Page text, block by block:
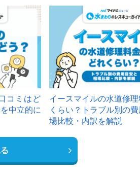
コミはど
中立的に
イースマイルの水道修
くらい？トラブル別の
場比較・内訳を解説